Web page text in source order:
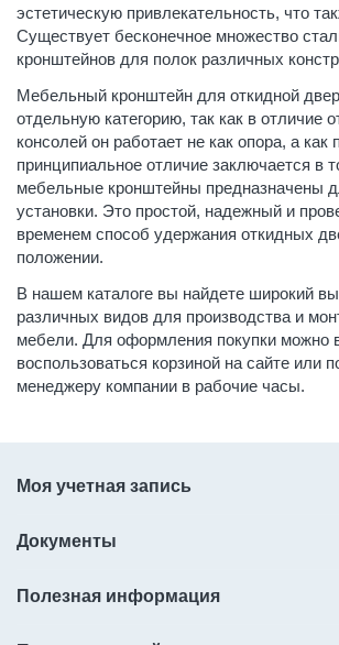
эстетическую привлекательность, что
Существует бесконечное множество
кронштейнов для полок различных
Мебельный кронштейн для откидной
отдельную категорию, так как в отличие
консолей он работает не как опора, а
принципиальное отличие заключается в
мебельные кронштейны предназначены
установки. Это простой, надежный и
временем способ удержания откидных
положении.
В нашем каталоге вы найдете широкий
различных видов для производства и
мебели. Для оформления покупки можно
воспользоваться корзиной на сайте или
менеджеру компании в рабочие часы.
Моя учетная запись
Документы
Полезная информация